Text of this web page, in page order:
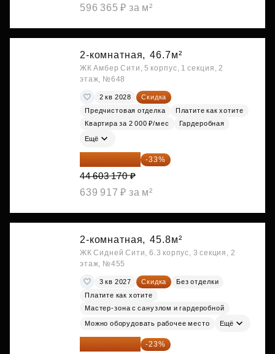
596 365 ₽ за м²
2-комнатная, 46.7м²
ЖК Амбер Сити, 5 корпус, 1 секция, 2
этаж, №648
2 кв 2028
Скидка
Предчистовая отделка
Платите как хотите
Квартира за 2 000 ₽/мес
Гардеробная
Ещё
29 884 124 ₽ -33%
44 603 170 ₽
639 917 ₽ за м²
2-комнатная, 45.8м²
ЖК Сидней Сити, 6.3 корпус, 3 секция, 2
этаж, №455
3 кв 2027 Скидка
Без отделки
Платите как хотите
Мастер-зона с санузлом и гардеробной
Можно оборудовать рабочее место Ещё
29 965 520 ₽ -23%